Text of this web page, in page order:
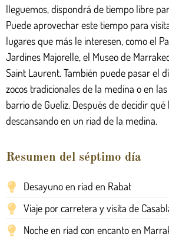
lleguemos, dispondrá de tiempo libre
Puede aprovechar este tiempo para
lugares que más le interesen, como el
Jardines Majorelle, el Museo de
Saint Laurent. También puede pasar el
zocos tradicionales de la medina o en
barrio de Gueliz. Después de decidir
descansando en un riad de la medina.
Resumen del séptimo día
Desayuno en riad en Rabat
Viaje por carretera y visita de
Noche en riad con encanto en